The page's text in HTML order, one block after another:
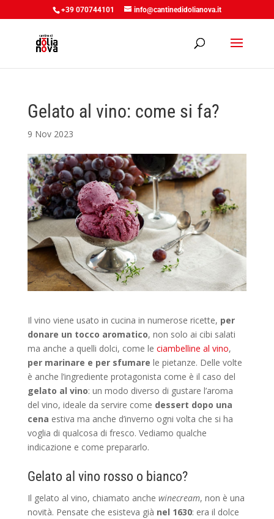
+39 070744101 info@cantinedidolianova.it
Gelato al vino: come si fa?
9 Nov 2023
Il vino viene usato in cucina in numerose ricette, per
donare un tocco aromatico, non solo ai cibi salati
ma anche a quelli dolci, come le ciambelline al vino,
per marinare e per sfumare le pietanze. Delle volte
è anche l’ingrediente protagonista come è il caso del
gelato al vino: un modo diverso di gustare l’aroma
del vino, ideale da servire come dessert dopo una
cena estiva ma anche d’inverno ogni volta che si ha
voglia di qualcosa di fresco. Vediamo qualche
indicazione e come prepararlo.
Gelato al vino rosso o bianco?
Il gelato al vino, chiamato anche winecream, non è una
novità. Pensate che esisteva già nel 1630: era il dolce